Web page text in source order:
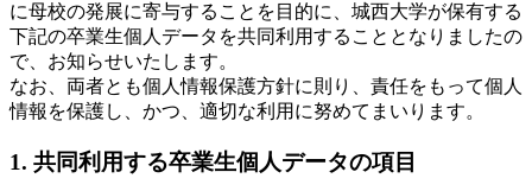
に母校の発展に寄与することを目的に、城西大学が保有する
下記の卒業生個人データを共同利用することとなりましたの
で、お知らせいたします。
なお、両者とも個人情報保護方針に則り、責任をもって個人
情報を保護し、かつ、適切な利用に努めてまいります。
1. 共同利用する卒業生個人データの項目